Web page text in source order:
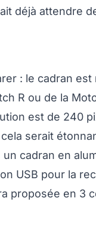
déjà attendre
: le cadran
R ou de la
est de 240
serait
cadran en
USB pour la
proposée en 3